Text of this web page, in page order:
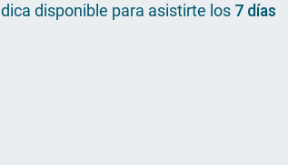
disponible para asistirte los 7 días